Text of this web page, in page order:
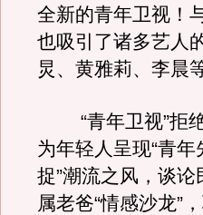
全新的青年卫视！
也吸引了诸多艺人
炅、黄雅莉、李晨
“青年卫视”拒绝
为年轻人呈现“青
捉”潮流之风，谈
属老爸“情感沙龙”